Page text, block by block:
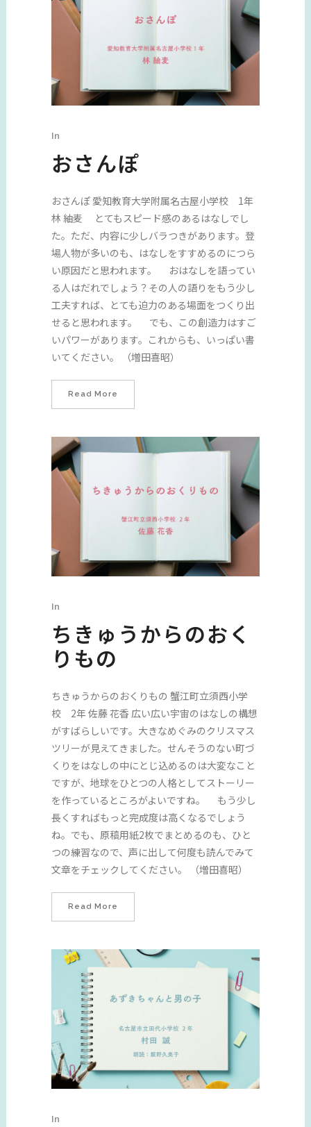
In
おさんぽ
おさんぽ 愛知教育大学附属名古屋小学校 1年
林 紬麦 とてもスピード感のあるはなしでし
た。ただ、内容に少しバラつきがあります。登
場人物が多いのも、はなしをすすめるのにつら
い原因だと思われます。 おはなしを語ってい
る人はだれでしょう？その人の語りをもう少し
工夫すれば、とても迫力のある場面をつくり出
せると思われます。 でも、この創造力はすご
いパワーがあります。これからも、いっぱい書
いてください。 （増田喜昭）
Read More
In
ちきゅうからのおく
りもの
ちきゅうからのおくりもの 蟹江町立須西小学
校 2年 佐藤 花香 広い広い宇宙のはなしの構想
がすばらしいです。大きなめぐみのクリスマス
ツリーが見えてきました。せんそうのない町づ
くりをはなしの中にとじ込めるのは大変なこと
ですが、地球をひとつの人格としてストーリー
を作っているところがよいですね。 もう少し
長くすればもっと完成度は高くなるでしょう
ね。でも、原稿用紙2枚でまとめるのも、ひと
つの練習なので、声に出して何度も読んでみて
文章をチェックしてください。 （増田喜昭）
Read More
In